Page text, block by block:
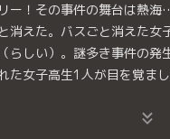
ー！その事件の舞台は熱
消えた。バスごと消えた女
らしい）。謎多き事件の
た女子高生1人が目を覚ま